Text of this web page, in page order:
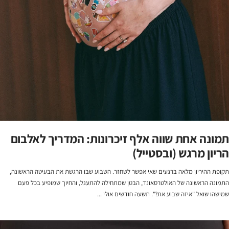
תמונה אחת שווה אלף זיכרונות: המדריך לאלבום
הריון מרגש (ובסטייל)
תקופת ההיריון מלאה ברגעים שאי אפשר לשחזר. השבוע שבו הרגשת את הבעיטה הראשונה,
התמונה הראשונה של האולטרסאונד, הבטן שמתחילה להתעגל, והחיוך שמופיע בכל פעם
שמישהו שואל "איזה שבוע את?". תשעה חודשים אולי ...